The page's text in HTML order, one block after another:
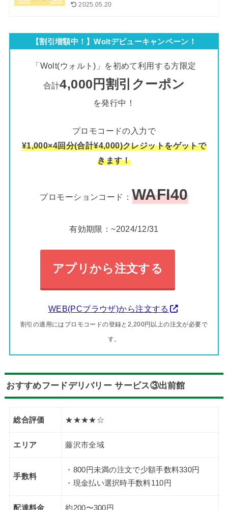
2025.05.20
【割引増額中！】Woltデビューキャンペーン！
「Wolt(ウォルト)」を初めて利用する方限定
合計4,000円割引クーポン
を発行中！
プロモコードの入力で
¥1,000×4回分(合計¥4,000)クレジットをゲットで
きます！
プロモーションコード： WAFI40
有効期限：~2024/12/31
アプリから注文する
WEB(PCブラウザ)から注文する
割引の適用にはプロモコードの登録と2,200円以上の注文が必要で
す。
おすすめフードデリバリー サービス③出前館
総合評価 ★★★★☆
エリア 藤沢市全域
手数料
・800円未満の注文で少額手数料330円
・現金払い選択時手数料110円
配達料金 約200〜300円